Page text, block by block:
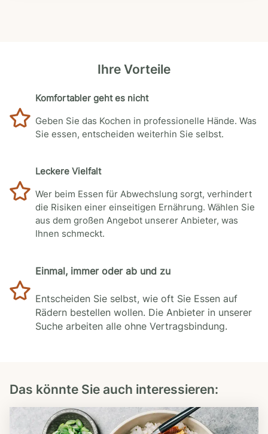
Ihre Vorteile
Komfortabler geht es nicht
Geben Sie das Kochen in professionelle Hände. Was
Sie essen, entscheiden weiterhin Sie selbst.
Leckere Vielfalt
Wer beim Essen für Abwechslung sorgt, verhindert
die Risiken einer einseitigen Ernährung. Wählen Sie
aus dem großen Angebot unserer Anbieter, was
Ihnen schmeckt.
Einmal, immer oder ab und zu
Entscheiden Sie selbst, wie oft Sie Essen auf
Rädern bestellen wollen. Die Anbieter in unserer
Suche arbeiten alle ohne Vertragsbindung.
Das könnte Sie auch interessieren: